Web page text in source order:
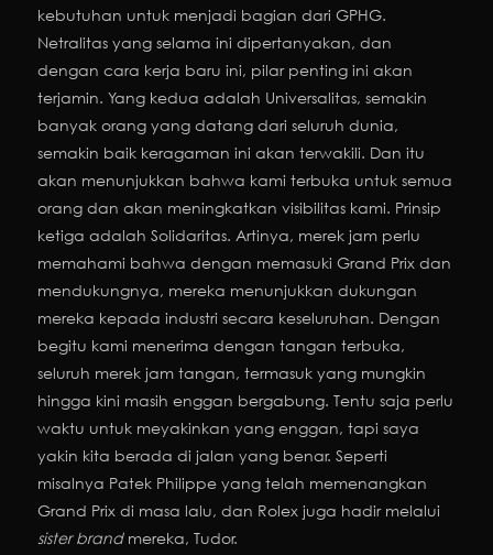
kebutuhan untuk menjadi bagian dari GPHG.
Netralitas yang selama ini dipertanyakan, dan
dengan cara kerja baru ini, pilar penting ini akan
terjamin. Yang kedua adalah Universalitas, semakin
banyak orang yang datang dari seluruh dunia,
semakin baik keragaman ini akan terwakili. Dan itu
akan menunjukkan bahwa kami terbuka untuk semua
orang dan akan meningkatkan visibilitas kami. Prinsip
ketiga adalah Solidaritas. Artinya, merek jam perlu
memahami bahwa dengan memasuki Grand Prix dan
mendukungnya, mereka menunjukkan dukungan
mereka kepada industri secara keseluruhan. Dengan
begitu kami menerima dengan tangan terbuka,
seluruh merek jam tangan, termasuk yang mungkin
hingga kini masih enggan bergabung. Tentu saja perlu
waktu untuk meyakinkan yang enggan, tapi saya
yakin kita berada di jalan yang benar. Seperti
misalnya Patek Philippe yang telah memenangkan
Grand Prix di masa lalu, dan Rolex juga hadir melalui
sister brandmereka, Tudor.